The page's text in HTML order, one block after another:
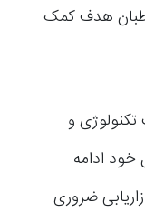
هدف کمک
و
خود ادامه
ضروری